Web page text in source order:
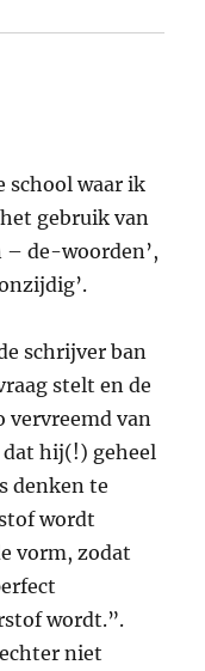
school waar ik
gebruik van
de-woorden’,
schrijver ban
stelt en de
vervreemd van
dat hij(!) geheel
denken te
wordt
vorm, zodat
wordt.”.
niet